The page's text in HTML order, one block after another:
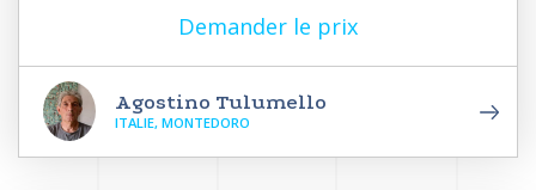
Demander le prix
Agostino Tulumello
ITALIE, MONTEDORO